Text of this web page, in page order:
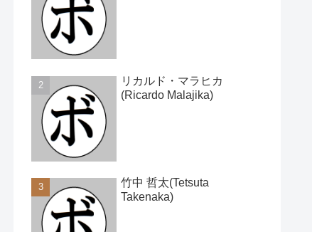
リカルド・マラヒカ
(Ricardo Malajika)
竹中 哲太(Tetsuta
Takenaka)